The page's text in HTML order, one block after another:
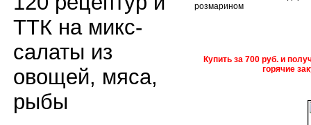
ТТК на микс-
салаты из
овощей, мяса,
рыбы
розмарином
Купить за 700 руб. и
горячие